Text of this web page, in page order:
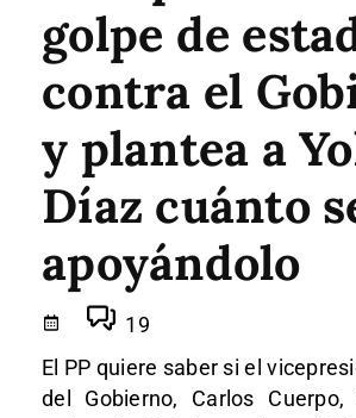
golpe de
contra el
y plantea a
Díaz cuánto
apoyándolo
19
El PP quiere saber si el
del Gobierno, Carlos